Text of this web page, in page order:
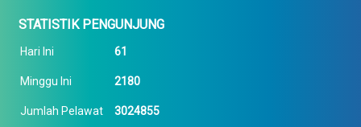
STATISTIK PENGUNJUNG
Hari Ini 61
Minggu Ini 2180
Jumlah Pelawat 3024855